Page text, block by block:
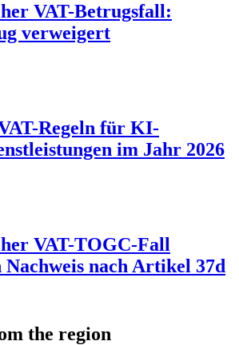
VAT-Betrugsfall:
verweigert
Regeln für KI-
im Jahr 2026
VAT-TOGC-Fall
nach Artikel 37d
the region